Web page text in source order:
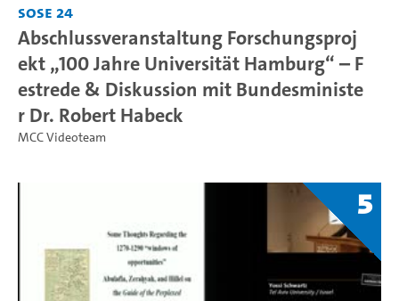
SoSe 24
Abschlussveranstaltung Forschungsproj
ekt „100 Jahre Universität Hamburg“ – F
estrede & Diskussion mit Bundesministe
r Dr. Robert Habeck
MCC Videoteam
5